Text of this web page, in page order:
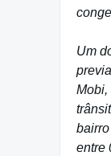
Um
Mobi,
entre